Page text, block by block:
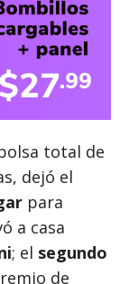
total de
dejó el
para
a casa
; el segundo
de